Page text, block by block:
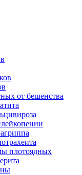
от бешенства
плотоядных